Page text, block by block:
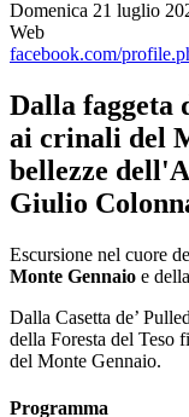
Domenica 21 luglio
Web
facebook.com/
Dalla faggeta
ai crinali del
bellezze
Giulio
Escursione nel cuore
Monte Gennaio e della
Dalla Casetta de’
della Foresta del Teso
del Monte Gennaio.
Programma